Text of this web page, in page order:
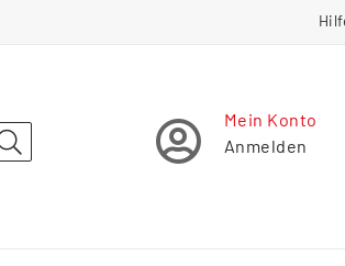
Mein Konto
Anmelden